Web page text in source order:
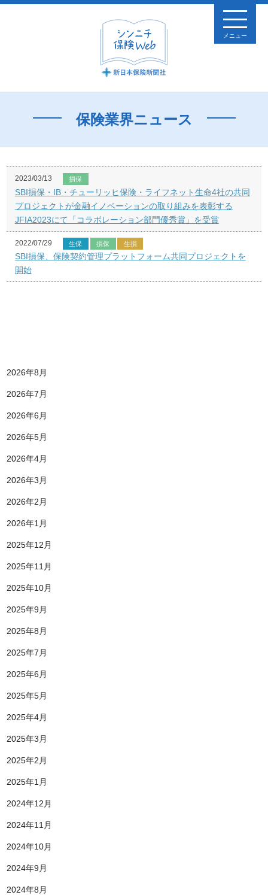
メニュー
保険業界ニュース
2023/03/13 損保
SBI損保・IB・チューリッヒ保険・ライフネット生命4社の共同
プロジェクトが金融イノベーションの取り組みを表彰する
JFIA2023にて「コラボレーション部門優秀賞」を受賞
2022/07/29 生保 損保 生損
SBI損保、保険契約管理プラットフォーム共同プロジェクトを
開始
2026年8月
2026年7月
2026年6月
2026年5月
2026年4月
2026年3月
2026年2月
2026年1月
2025年12月
2025年11月
2025年10月
2025年9月
2025年8月
2025年7月
2025年6月
2025年5月
2025年4月
2025年3月
2025年2月
2025年1月
2024年12月
2024年11月
2024年10月
2024年9月
2024年8月